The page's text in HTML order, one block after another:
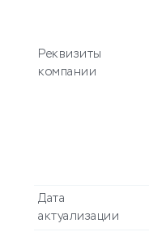
Реквизиты
компании
Дата
актуализации